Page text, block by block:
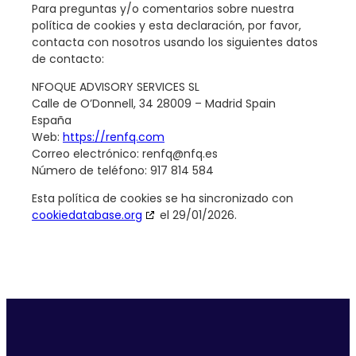
Para preguntas y/o comentarios sobre nuestra
política de cookies y esta declaración, por favor,
contacta con nosotros usando los siguientes datos
de contacto:
NFOQUE ADVISORY SERVICES SL
Calle de O’Donnell, 34 28009 – Madrid Spain
España
Web: https://renfq.com
Correo electrónico: renfq@nfq.es
Número de teléfono: 917 814 584
Esta política de cookies se ha sincronizado con
cookiedatabase.org
el 29/01/2026.